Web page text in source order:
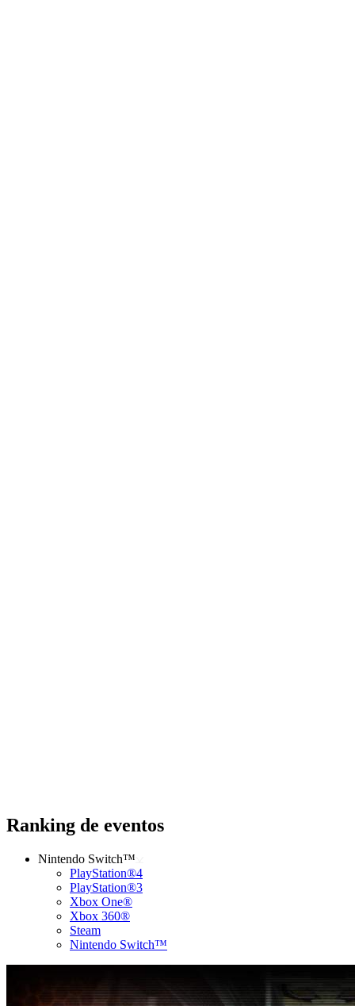
Ranking de eventos
Nintendo Switch™
PlayStation®4
PlayStation®3
Xbox One®
Xbox 360®
Steam
Nintendo Switch™